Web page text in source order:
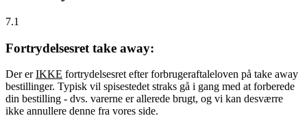
7.1
Fortrydelsesret take away:
Der erIKKE fortrydelsesret efter forbrugeraftaleloven på take away
bestillinger. Typisk vil spisestedet straks gå i gang med at forberede
din bestilling - dvs. varerne er allerede brugt, og vi kan desværre
ikke annullere denne fra vores side.